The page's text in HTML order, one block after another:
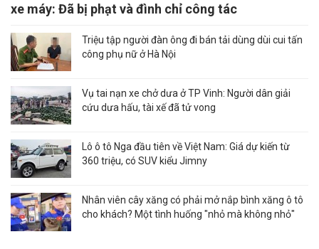
xe máy: Đã bị phạt và đình chỉ công tác
Triệu tập người đàn ông đi bán tải dùng dùi cui tấn
công phụ nữ ở Hà Nội
Vụ tai nạn xe chở dưa ở TP Vinh: Người dân giải
cứu dưa hấu, tài xế đã tử vong
Lô ô tô Nga đầu tiên về Việt Nam: Giá dự kiến từ
360 triệu, có SUV kiểu Jimny
Nhân viên cây xăng có phải mở nắp bình xăng ô tô
cho khách? Một tình huống "nhỏ mà không nhỏ"